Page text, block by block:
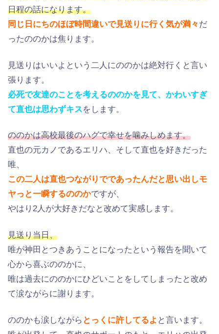
日程の話になります。
同じ日にちのほぼ時間違いで見送りに行く気が満々 だ
ったののかは焦ります。
見送りはいいよという二人にののかは絶対行くと言い
張ります。
必死で友達のことを考えるののかを見て、かわいすぎ
て直也は思わずキスをします。
ののかは高校最後のハグで幸せを噛みしめます。
直也の元カノであるエリハ、そして直也を好きだった
唯、
この二人は直也つながりでであったんだと思い出しモ
ヤっと一瞬するののかですが、
やはり2人が大好きだなと改めて実感します。
見送り当日、
唯が神田とつきあうことになったという報告を聞いて
心から喜ぶののかに、
唯は過去にののかにひどいことをしてしまったと改め
て涙ながらに謝ります。
ののかも涙しながら とっくに許してるよ と言います。